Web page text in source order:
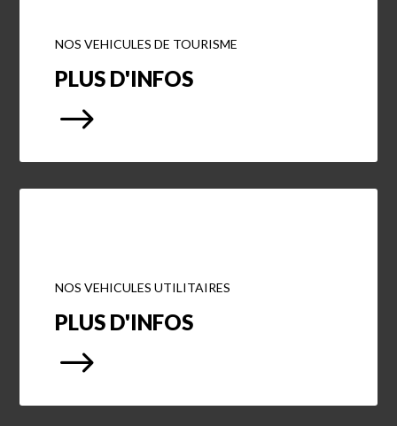
NOS VEHICULES DE TOURISME
PLUS D'INFOS
$
NOS VEHICULES UTILITAIRES
PLUS D'INFOS
$